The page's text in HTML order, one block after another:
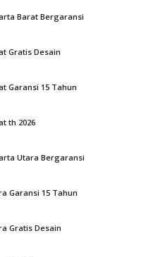
Barat Bergaransi
Gratis Desain
Garansi 15 Tahun
th 2026
Utara Bergaransi
Garansi 15 Tahun
Gratis Desain